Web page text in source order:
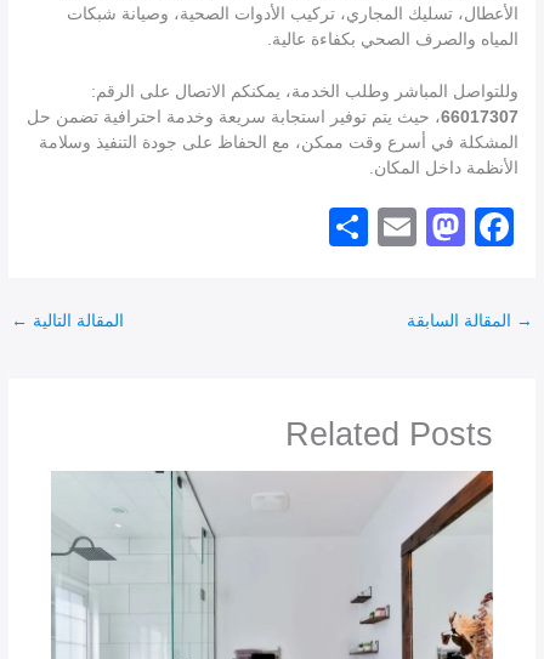
الأعطال، تسليك المجاري، تركيب الأدوات الصحية، وصيانة شبكات
المياه والصرف الصحي بكفاءة عالية.
وللتواصل المباشر وطلب الخدمة، يمكنكم الاتصال على الرقم:
66017307، حيث يتم توفير استجابة سريعة وخدمة احترافية تضمن حل
المشكلة في أسرع وقت ممكن، مع الحفاظ على جودة التنفيذ وسلامة
الأنظمة داخل المكان.
F
c
o
o
k
M
o
n
E
→ المقالة السابقة المقالة التالية ←
Related Posts